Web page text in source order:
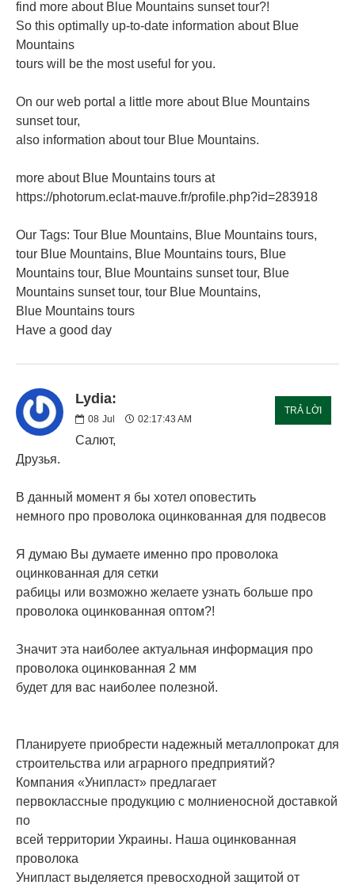
find more about Blue Mountains sunset tour?!
So this optimally up-to-date information about Blue
Mountains
tours will be the most useful for you.
On our web portal a little more about Blue Mountains
sunset tour,
also information about tour Blue Mountains.
more about Blue Mountains tours at
https://photorum.eclat-mauve.fr/profile.php?id=283918
Our Tags: Tour Blue Mountains, Blue Mountains tours,
tour Blue Mountains, Blue Mountains tours, Blue
Mountains tour, Blue Mountains sunset tour, Blue
Mountains sunset tour, tour Blue Mountains,
Blue Mountains tours
Have a good day
Lydia:
08 Jul 02:17:43 AM
TRẢ LỜI
Салют,
Друзья.
В данный момент я бы хотел оповестить
немного про проволока оцинкованная для подвесов
Я думаю Вы думаете именно про проволока
оцинкованная для сетки
рабицы или возможно желаете узнать больше про
проволока оцинкованная оптом?!
Значит эта наиболее актуальная информация про
проволока оцинкованная 2 мм
будет для вас наиболее полезной.
Планируете приобрести надежный металлопрокат для
строительства или аграрного предприятий?
Компания «Унипласт» предлагает
первоклассные продукцию с молниеносной доставкой
по
всей территории Украины. Наша оцинкованная
проволока
Унипласт выделяется превосходной защитой от